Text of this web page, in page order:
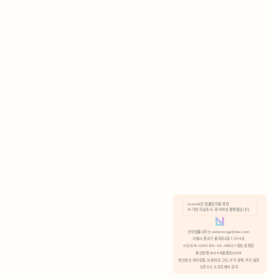
분석 쿠키 허용
Lawvot은 법률업무를 위한
AI 기반 자료조사 · 문서작성 플랫폼입니다.
안국법률사무소 www.anguklaw.com
서울시 종로구 율곡로2길 7, 304호
02)3210-3330 105-05-48527 대표 정희찬
통신판매 2024서울종로0248
개인정보 처리방침, 이용약관 고지, 쿠키 정책, 쿠키 설정
오픈소스 소프트웨어 공지